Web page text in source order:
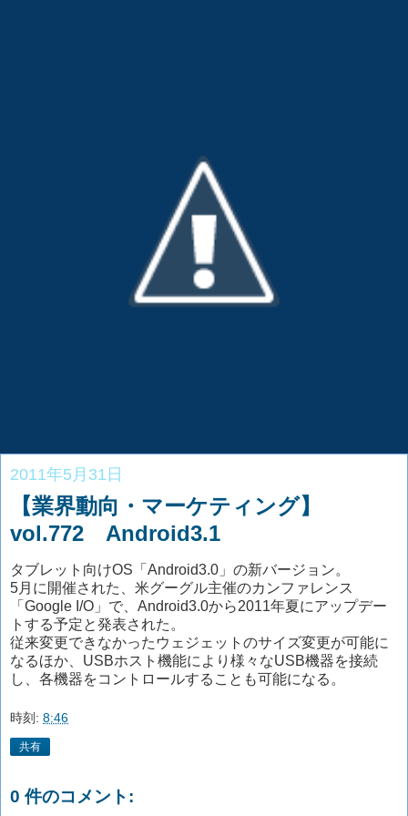
2011年5月31日
【業界動向・マーケティング】
vol.772 Android3.1
タブレット向けOS「Android3.0」の新バージョン。
5月に開催された、米グーグル主催のカンファレンス
「Google I/O」で、Android3.0から2011年夏にアップデー
トする予定と発表された。
従来変更できなかったウェジェットのサイズ変更が可能に
なるほか、USBホスト機能により様々なUSB機器を接続
し、各機器をコントロールすることも可能になる。
時刻: 8:46
共有
0 件のコメント: